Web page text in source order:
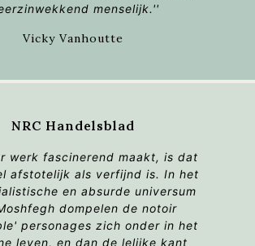
menselijk.''
Vicky Vanhoutte
NRC Handelsblad
werk fascinerend maakt, is dat
afstotelijk als verfijnd is. In het
en absurde universum
dompelen de notoir
personages zich onder in het
leven, en dan de lelijke kant